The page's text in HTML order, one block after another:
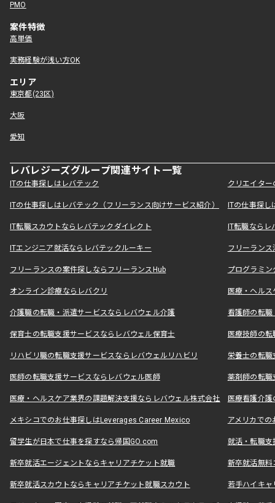
PMO
案件特徴
高単価
実務経験が浅い方OK
エリア
東京都(23区)
大阪
愛知
レバレジーズグループ関連サイト一覧
ITの仕事探しはレバテック クリエイタ
ITの仕事探しはレバテック（フリーランス向けサービス紹介） ITの仕事探
IT転職スカウトならレバテックダイレクト IT転職なら
ITエンジニア就活ならレバテックルーキー フリーラン
フリーランスの案件探しならフリーランスHub プログラミ
オンライン診療ならレバクリ 医療・ヘル
介護職の転職・派遣サービスならレバウェル介護 看護師の転
保育士の転職支援サービスならレバウェル保育士 医療技師の
リハビリ職の転職支援サービスならレバウェルリハビリ 栄養士の転
医師の転職支援サービスならレバウェル医師 薬剤師の転
医療・ヘルスケア業界の課題解決支援ならレバウェル株式会社 医療看護介
メキシコでのお仕事探しはLeverages Career Mexico アメリカで
留学生が日本で仕事を探すなら帰国GO.com 就活・転職
新卒就活エージェントならキャリアチケット就職 新卒就活無料
新卒就活スカウトならキャリアチケット就職スカウト 若手ハイキ